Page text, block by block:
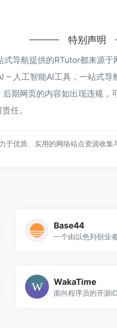
特别声明
导航提供的RTutor都来源
– 人工智能AI工具，一站式
期网页的内容如出现违规，
任。
于优质、实用的网络站点资源收集
Base44
WakaTime
面向程序员的开源